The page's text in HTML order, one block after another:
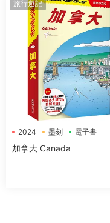
旅行遊記
2024 墨刻 電子書
加拿大 Canada